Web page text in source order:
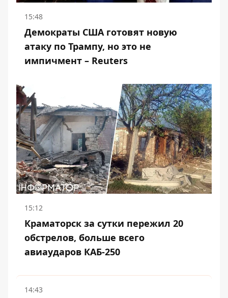
15:48
Демократы США готовят новую
атаку по Трампу, но это не
импичмент – Reuters
15:12
Краматорск за сутки пережил 20
обстрелов, больше всего
авиаударов КАБ-250
14:43